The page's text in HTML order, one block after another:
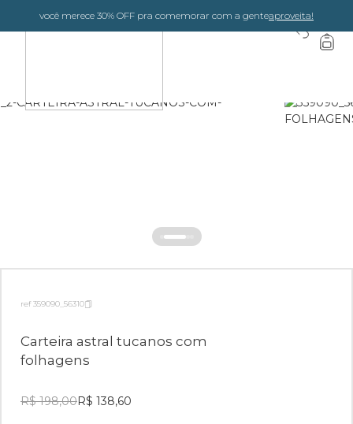
você merece 30% OFF pra comemorar com a genteaproveita!
ref 359090_56310
Carteira astral tucanos com
folhagens
R$ 198,00R$ 138,60